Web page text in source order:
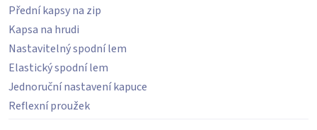
Přední kapsy na zip
Kapsa na hrudi
Nastavitelný spodní lem
Elastický spodní lem
Jednoruční nastavení kapuce
Reflexní proužek